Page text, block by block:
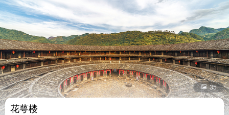
 35
花萼楼
